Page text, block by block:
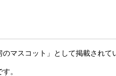
マスコット」として掲載されて
。